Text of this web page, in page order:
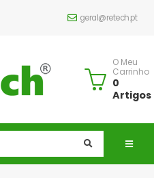
geral@retech.pt
O Meu
Carrinho
0
Artigos